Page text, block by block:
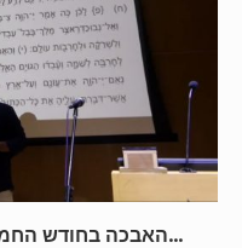
« האבכה בחודש החמישי – שיבת ציון: בין חורבן...